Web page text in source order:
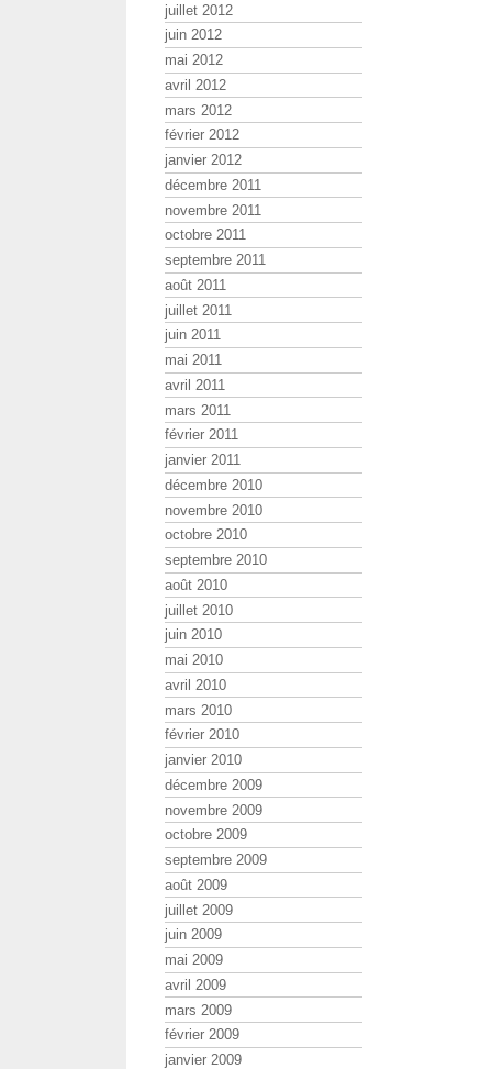
juillet 2012
juin 2012
mai 2012
avril 2012
mars 2012
février 2012
janvier 2012
décembre 2011
novembre 2011
octobre 2011
septembre 2011
août 2011
juillet 2011
juin 2011
mai 2011
avril 2011
mars 2011
février 2011
janvier 2011
décembre 2010
novembre 2010
octobre 2010
septembre 2010
août 2010
juillet 2010
juin 2010
mai 2010
avril 2010
mars 2010
février 2010
janvier 2010
décembre 2009
novembre 2009
octobre 2009
septembre 2009
août 2009
juillet 2009
juin 2009
mai 2009
avril 2009
mars 2009
février 2009
janvier 2009